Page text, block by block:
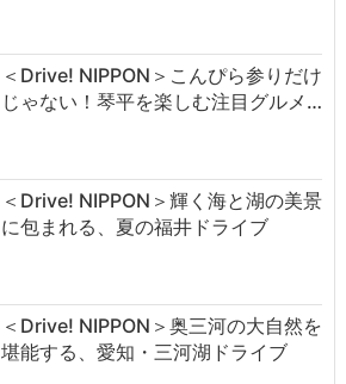
＜Drive! NIPPON＞こんぴら参りだけ
じゃない！琴平を楽しむ注目グルメ…
＜Drive! NIPPON＞輝く海と湖の美景
に包まれる、夏の福井ドライブ
＜Drive! NIPPON＞奥三河の大自然を
堪能する、愛知・三河湖ドライブ